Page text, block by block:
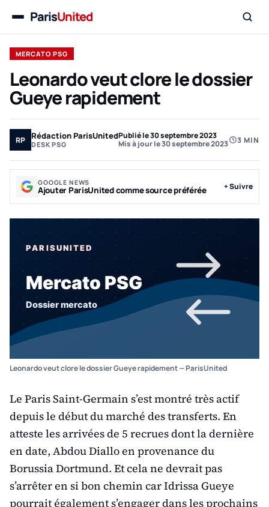
MenuParisUnited
MERCATO PSG
Leonardo veut clore le dossier
Gueye rapidement
RP Rédaction ParisUnited
DESK PSG
Publié le 30 septembre 2023
Mis à jour le 30 septembre 2023
3 MIN
GOOGLE NEWS
Ajouter ParisUnited comme source préférée + Suivre
Leonardo veut clore le dossier Gueye rapidement — ParisUnited
Le Paris Saint-Germain s’est montré très actif
depuis le début du marché des transferts. En
atteste les arrivées de 5 recrues dont la dernière
en date, Abdou Diallo en provenance du
Borussia Dortmund. Et cela ne devrait pas
s’arrêter en si bon chemin car Idrissa Gueye
pourrait également s’engager dans les prochains